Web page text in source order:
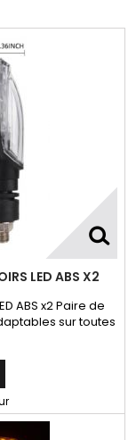
LED ABS X2
ABS x2 Paire de
sur toutes